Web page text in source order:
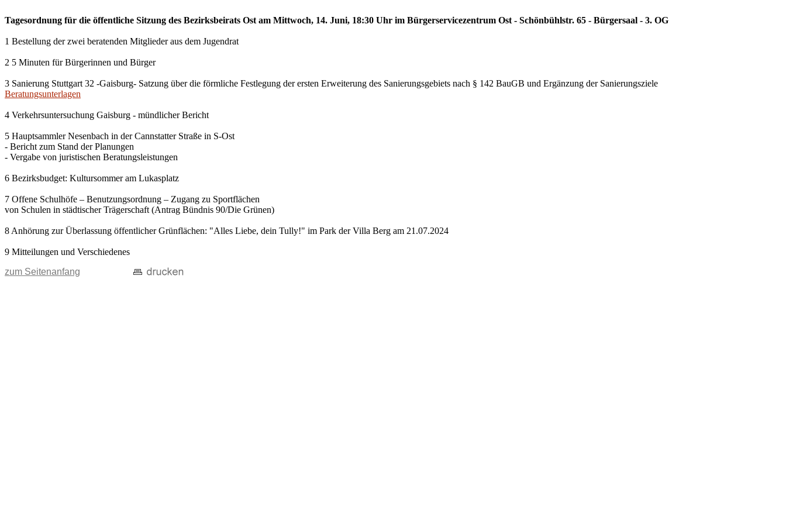
Tagesordnung für die öffentliche Sitzung des Bezirksbeirats Ost am Mittwoch, 14. Juni, 18:30 Uhr im Bürgerservicezentrum Ost - Schönbühlstr. 65 - Bürgersaal - 3. OG
1 Bestellung der zwei beratenden Mitglieder aus dem Jugendrat
2 5 Minuten für Bürgerinnen und Bürger
3 Sanierung Stuttgart 32 -Gaisburg- Satzung über die förmliche Festlegung der ersten Erweiterung des Sanierungsgebiets nach § 142 BauGB und Ergänzung der Sanierungsziele
Beratungsunterlagen
4 Verkehrsuntersuchung Gaisburg - mündlicher Bericht
5 Hauptsammler Nesenbach in der Cannstatter Straße in S-Ost
- Bericht zum Stand der Planungen
- Vergabe von juristischen Beratungsleistungen
6 Bezirksbudget: Kultursommer am Lukasplatz
7 Offene Schulhöfe – Benutzungsordnung – Zugang zu Sportflächen
von Schulen in städtischer Trägerschaft (Antrag Bündnis 90/Die Grünen)
8 Anhörung zur Überlassung öffentlicher Grünflächen: "Alles Liebe, dein Tully!" im Park der Villa Berg am 21.07.2024
9 Mitteilungen und Verschiedenes
zum Seitenanfang